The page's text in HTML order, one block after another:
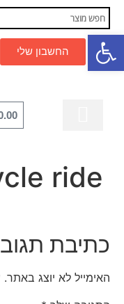
פתח סרגל נגישותהחשבון שלי
ride
כתיבת
האימייל לא יוצג באתר.